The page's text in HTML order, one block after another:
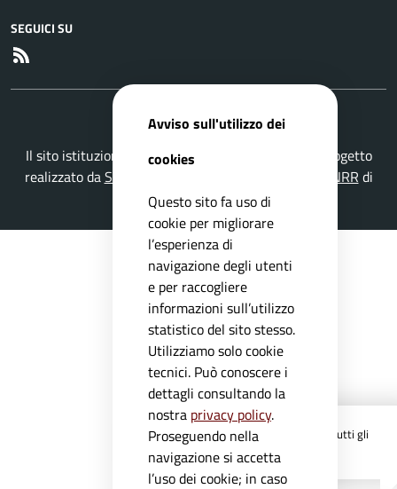
Registrati ai serviziAPP IO
e ricevi tutti gli
aggiornamenti dall'Ente
SEGUICI SU
Il sito istituzionale del Comune di Lavenone è un progetto
realizzato daSecoval srl Soluzione Comuni PNRR di
ISWEB S.p.A.
Avviso sull'utilizzo dei
cookies
Questo sito fa uso di
cookie per migliorare
l’esperienza di
navigazione degli utenti
e per raccogliere
informazioni sull’utilizzo
statistico del sito stesso.
Utilizziamo solo cookie
tecnici. Può conoscere i
dettagli consultando la
nostra privacy policy.
Proseguendo nella
navigazione si accetta
l’uso dei cookie; in caso